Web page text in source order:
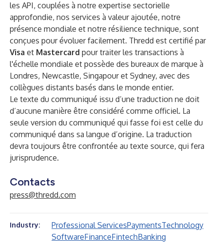
les API, couplées à notre expertise sectorielle
approfondie, nos services à valeur ajoutée, notre
présence mondiale et notre résilience technique, sont
conçues pour évoluer facilement. Thredd est certifié par
Visa et Mastercard pour traiter les transactions à
l'échelle mondiale et possède des bureaux de marque à
Londres, Newcastle, Singapour et Sydney, avec des
collègues distants basés dans le monde entier.
Le texte du communiqué issu d’une traduction ne doit
d’aucune manière être considéré comme officiel. La
seule version du communiqué qui fasse foi est celle du
communiqué dans sa langue d’origine. La traduction
devra toujours être confrontée au texte source, qui fera
jurisprudence.
Contacts
press@thredd.com
Industry: Professional ServicesPaymentsTechnology
SoftwareFinanceFintechBanking